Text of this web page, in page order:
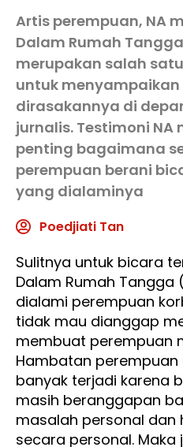
Artis perempuan, NA
Dalam Rumah Tangga
merupakan salah
untuk
dirasakannya di
jurnalis. Testimoni NA
penting bagaimana
perempuan berani
yang dialaminya
Poedjiati Tan
Sulitnya untuk bicara
Dalam Rumah Tangga
dialami perempuan
tidak mau dianggap
membuat perempuan
Hambatan perempuan
banyak terjadi karena
masih beranggapan
masalah personal dan
secara personal.